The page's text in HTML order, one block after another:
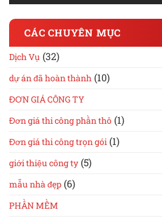
CÁC CHUYÊN MỤC
Dịch Vụ (32)
dự án đã hoàn thành (10)
ĐƠN GIÁ CÔNG TY
Đơn giá thi công phần thô (1)
Đơn giá thi công trọn gói (1)
giới thiệu công ty (5)
mẫu nhà đẹp (6)
PHẦN MỀM